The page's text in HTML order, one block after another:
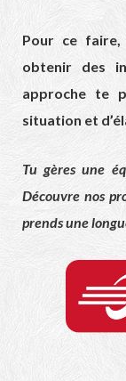
Pour ce
obtenir des
approche te
situation et
Tu gères une
Découvre nos
prends une